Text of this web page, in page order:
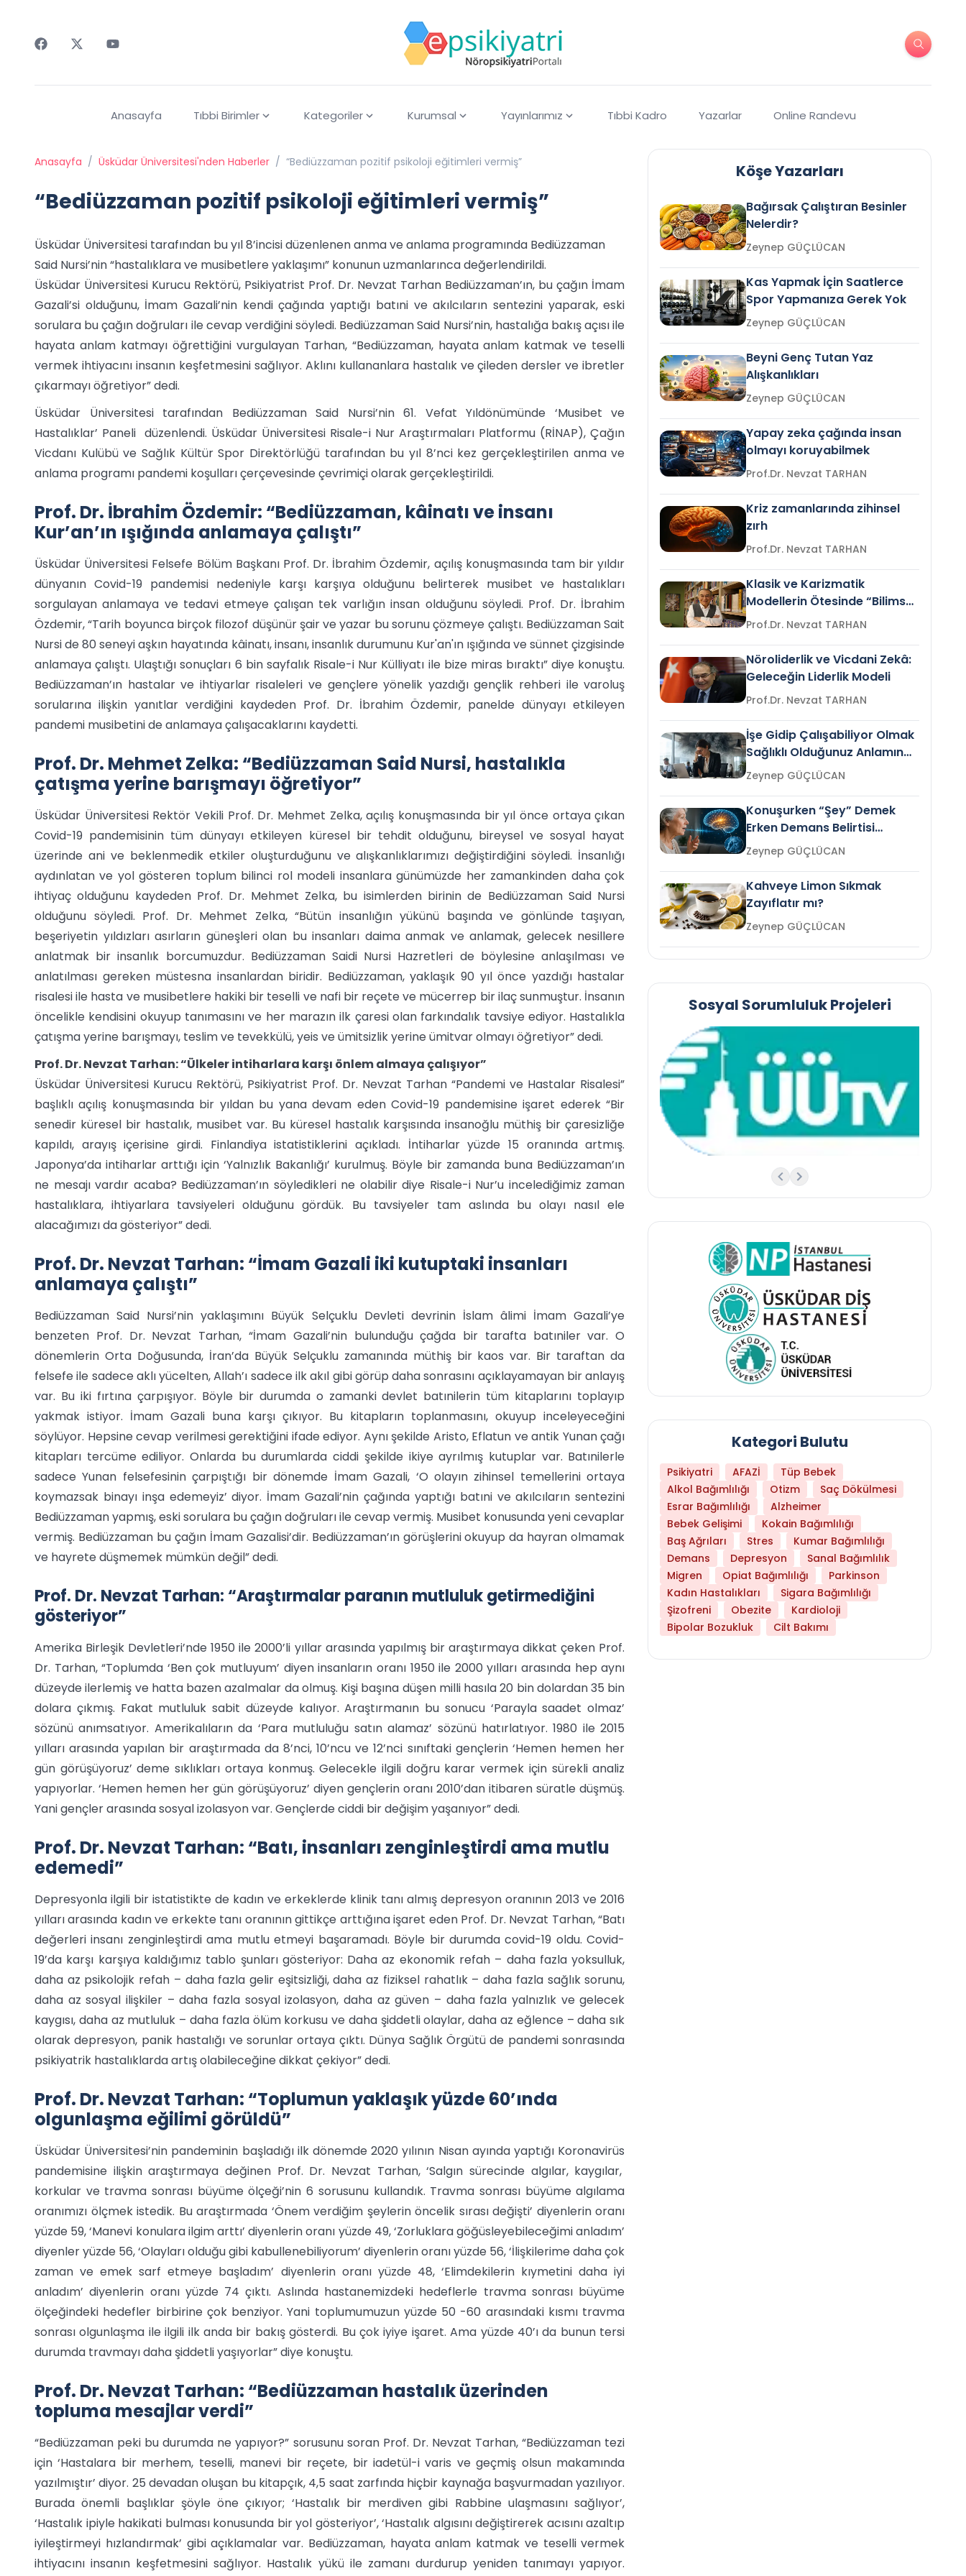
Anasayfa Tıbbi Birimler Kategoriler Kurumsal Yayınlarımız Tıbbi Kadro Yazarlar Online Randevu
Anasayfa / Üsküdar Üniversitesi'nden Haberler / “Bediüzzaman pozitif psikoloji eğitimleri vermiş”
“Bediüzzaman pozitif psikoloji eğitimleri vermiş”
Üsküdar Üniversitesi tarafından bu yıl 8’incisi düzenlenen anma ve anlama programında Bediüzzaman
Said Nursi’nin “hastalıklara ve musibetlere yaklaşımı” konunun uzmanlarınca değerlendirildi.
Üsküdar Üniversitesi Kurucu Rektörü, Psikiyatrist Prof. Dr. Nevzat Tarhan Bediüzzaman’ın, bu çağın İmam
Gazali’si olduğunu, İmam Gazali’nin kendi çağında yaptığı batıni ve akılcıların sentezini yaparak, eski
sorulara bu çağın doğruları ile cevap verdiğini söyledi. Bediüzzaman Said Nursi’nin, hastalığa bakış açısı ile
hayata anlam katmayı öğrettiğini vurgulayan Tarhan, “Bediüzzaman, hayata anlam katmak ve teselli
vermek ihtiyacını insanın keşfetmesini sağlıyor. Aklını kullananlara hastalık ve çileden dersler ve ibretler
çıkarmayı öğretiyor” dedi.
Üsküdar Üniversitesi tarafından Bediüzzaman Said Nursi’nin 61. Vefat Yıldönümünde ‘Musibet ve
Hastalıklar’ Paneli düzenlendi. Üsküdar Üniversitesi Risale-i Nur Araştırmaları Platformu (RİNAP), Çağın
Vicdanı Kulübü ve Sağlık Kültür Spor Direktörlüğü tarafından bu yıl 8’nci kez gerçekleştirilen anma ve
anlama programı pandemi koşulları çerçevesinde çevrimiçi olarak gerçekleştirildi.
Prof. Dr. İbrahim Özdemir: “Bediüzzaman, kâinatı ve insanı
Kur’an’ın ışığında anlamaya çalıştı”
Üsküdar Üniversitesi Felsefe Bölüm Başkanı Prof. Dr. İbrahim Özdemir, açılış konuşmasında tam bir yıldır
dünyanın Covid-19 pandemisi nedeniyle karşı karşıya olduğunu belirterek musibet ve hastalıkları
sorgulayan anlamaya ve tedavi etmeye çalışan tek varlığın insan olduğunu söyledi. Prof. Dr. İbrahim
Özdemir, “Tarih boyunca birçok filozof düşünür şair ve yazar bu sorunu çözmeye çalıştı. Bediüzzaman Sait
Nursi de 80 seneyi aşkın hayatında kâinatı, insanı, insanlık durumunu Kur'an'ın ışığında ve sünnet çizgisinde
anlamaya çalıştı. Ulaştığı sonuçları 6 bin sayfalık Risale-i Nur Külliyatı ile bize miras bıraktı” diye konuştu.
Bediüzzaman’ın hastalar ve ihtiyarlar risaleleri ve gençlere yönelik yazdığı gençlik rehberi ile varoluş
sorularına ilişkin yanıtlar verdiğini kaydeden Prof. Dr. İbrahim Özdemir, panelde dünyayı etkileyen
pandemi musibetini de anlamaya çalışacaklarını kaydetti.
Prof. Dr. Mehmet Zelka: “Bediüzzaman Said Nursi, hastalıkla
çatışma yerine barışmayı öğretiyor”
Üsküdar Üniversitesi Rektör Vekili Prof. Dr. Mehmet Zelka, açılış konuşmasında bir yıl önce ortaya çıkan
Covid-19 pandemisinin tüm dünyayı etkileyen küresel bir tehdit olduğunu, bireysel ve sosyal hayat
üzerinde ani ve beklenmedik etkiler oluşturduğunu ve alışkanlıklarımızı değiştirdiğini söyledi. İnsanlığı
aydınlatan ve yol gösteren toplum bilinci rol modeli insanlara günümüzde her zamankinden daha çok
ihtiyaç olduğunu kaydeden Prof. Dr. Mehmet Zelka, bu isimlerden birinin de Bediüzzaman Said Nursi
olduğunu söyledi. Prof. Dr. Mehmet Zelka, “Bütün insanlığın yükünü başında ve gönlünde taşıyan,
beşeriyetin yıldızları asırların güneşleri olan bu insanları daima anmak ve anlamak, gelecek nesillere
anlatmak bir insanlık borcumuzdur. Bediüzzaman Saidi Nursi Hazretleri de böylesine anlaşılması ve
anlatılması gereken müstesna insanlardan biridir. Bediüzzaman, yaklaşık 90 yıl önce yazdığı hastalar
risalesi ile hasta ve musibetlere hakiki bir teselli ve nafi bir reçete ve mücerrep bir ilaç sunmuştur. İnsanın
öncelikle kendisini okuyup tanımasını ve her marazın ilk çaresi olan farkındalık tavsiye ediyor. Hastalıkla
çatışma yerine barışmayı, teslim ve tevekkülü, yeis ve ümitsizlik yerine ümitvar olmayı öğretiyor” dedi.
Prof. Dr. Nevzat Tarhan: “Ülkeler intiharlara karşı önlem almaya çalışıyor”
Üsküdar Üniversitesi Kurucu Rektörü, Psikiyatrist Prof. Dr. Nevzat Tarhan “Pandemi ve Hastalar Risalesi”
başlıklı açılış konuşmasında bir yıldan bu yana devam eden Covid-19 pandemisine işaret ederek “Bir
senedir küresel bir hastalık, musibet var. Bu küresel hastalık karşısında insanoğlu müthiş bir çaresizliğe
kapıldı, arayış içerisine girdi. Finlandiya istatistiklerini açıkladı. İntiharlar yüzde 15 oranında artmış.
Japonya’da intiharlar arttığı için ‘Yalnızlık Bakanlığı’ kurulmuş. Böyle bir zamanda buna Bediüzzaman’ın
ne mesajı vardır acaba? Bediüzzaman’ın söyledikleri ne olabilir diye Risale-i Nur’u incelediğimiz zaman
hastalıklara, ihtiyarlara tavsiyeleri olduğunu gördük. Bu tavsiyeler tam aslında bu olayı nasıl ele
alacağımızı da gösteriyor” dedi.
Prof. Dr. Nevzat Tarhan: “İmam Gazali iki kutuptaki insanları
anlamaya çalıştı”
Bediüzzaman Said Nursi’nin yaklaşımını Büyük Selçuklu Devleti devrinin İslam âlimi İmam Gazali’ye
benzeten Prof. Dr. Nevzat Tarhan, “İmam Gazali’nin bulunduğu çağda bir tarafta batıniler var. O
dönemlerin Orta Doğusunda, İran’da Büyük Selçuklu zamanında müthiş bir kaos var. Bir taraftan da
felsefe ile sadece aklı yücelten, Allah’ı sadece ilk akıl gibi görüp daha sonrasını açıklayamayan bir anlayış
var. Bu iki fırtına çarpışıyor. Böyle bir durumda o zamanki devlet batınilerin tüm kitaplarını toplayıp
yakmak istiyor. İmam Gazali buna karşı çıkıyor. Bu kitapların toplanmasını, okuyup inceleyeceğini
söylüyor. Hepsine cevap verilmesi gerektiğini ifade ediyor. Aynı şekilde Aristo, Eflatun ve antik Yunan çağı
kitapları tercüme ediliyor. Onlarda bu durumlarda ciddi şekilde ikiye ayrılmış kutuplar var. Batınilerle
sadece Yunan felsefesinin çarpıştığı bir dönemde İmam Gazali, ‘O olayın zihinsel temellerini ortaya
koymazsak binayı inşa edemeyiz’ diyor. İmam Gazali’nin çağında yaptığı batıni ve akılcıların sentezini
Bediüzzaman yapmış, eski sorulara bu çağın doğruları ile cevap vermiş. Musibet konusunda yeni cevaplar
vermiş. Bediüzzaman bu çağın İmam Gazalisi’dir. Bediüzzaman’ın görüşlerini okuyup da hayran olmamak
ve hayrete düşmemek mümkün değil” dedi.
Prof. Dr. Nevzat Tarhan: “Araştırmalar paranın mutluluk getirmediğini
gösteriyor”
Amerika Birleşik Devletleri’nde 1950 ile 2000’li yıllar arasında yapılmış bir araştırmaya dikkat çeken Prof.
Dr. Tarhan, “Toplumda ‘Ben çok mutluyum’ diyen insanların oranı 1950 ile 2000 yılları arasında hep aynı
düzeyde ilerlemiş ve hatta bazen azalmalar da olmuş. Kişi başına düşen milli hasıla 20 bin dolardan 35 bin
dolara çıkmış. Fakat mutluluk sabit düzeyde kalıyor. Araştırmanın bu sonucu ‘Parayla saadet olmaz’
sözünü anımsatıyor. Amerikalıların da ‘Para mutluluğu satın alamaz’ sözünü hatırlatıyor. 1980 ile 2015
yılları arasında yapılan bir araştırmada da 8’nci, 10’ncu ve 12’nci sınıftaki gençlerin ‘Hemen hemen her
gün görüşüyoruz’ deme sıklıkları ortaya konmuş. Gelecekle ilgili doğru karar vermek için sürekli analiz
yapıyorlar. ‘Hemen hemen her gün görüşüyoruz’ diyen gençlerin oranı 2010’dan itibaren süratle düşmüş.
Yani gençler arasında sosyal izolasyon var. Gençlerde ciddi bir değişim yaşanıyor” dedi.
Prof. Dr. Nevzat Tarhan: “Batı, insanları zenginleştirdi ama mutlu
edemedi”
Depresyonla ilgili bir istatistikte de kadın ve erkeklerde klinik tanı almış depresyon oranının 2013 ve 2016
yılları arasında kadın ve erkekte tanı oranının gittikçe arttığına işaret eden Prof. Dr. Nevzat Tarhan, “Batı
değerleri insanı zenginleştirdi ama mutlu etmeyi başaramadı. Böyle bir durumda covid-19 oldu. Covid-
19’da karşı karşıya kaldığımız tablo şunları gösteriyor: Daha az ekonomik refah – daha fazla yoksulluk,
daha az psikolojik refah – daha fazla gelir eşitsizliği, daha az fiziksel rahatlık – daha fazla sağlık sorunu,
daha az sosyal ilişkiler – daha fazla sosyal izolasyon, daha az güven – daha fazla yalnızlık ve gelecek
kaygısı, daha az mutluluk – daha fazla ölüm korkusu ve daha şiddetli olaylar, daha az eğlence – daha sık
olarak depresyon, panik hastalığı ve sorunlar ortaya çıktı. Dünya Sağlık Örgütü de pandemi sonrasında
psikiyatrik hastalıklarda artış olabileceğine dikkat çekiyor” dedi.
Prof. Dr. Nevzat Tarhan: “Toplumun yaklaşık yüzde 60’ında
olgunlaşma eğilimi görüldü”
Üsküdar Üniversitesi’nin pandeminin başladığı ilk dönemde 2020 yılının Nisan ayında yaptığı Koronavirüs
pandemisine ilişkin araştırmaya değinen Prof. Dr. Nevzat Tarhan, ‘Salgın sürecinde algılar, kaygılar,
korkular ve travma sonrası büyüme ölçeği’nin 6 sorusunu kullandık. Travma sonrası büyüme algılama
oranımızı ölçmek istedik. Bu araştırmada ‘Önem verdiğim şeylerin öncelik sırası değişti’ diyenlerin oranı
yüzde 59, ‘Manevi konulara ilgim arttı’ diyenlerin oranı yüzde 49, ‘Zorluklara göğüsleyebileceğimi anladım’
diyenler yüzde 56, ‘Olayları olduğu gibi kabullenebiliyorum’ diyenlerin oranı yüzde 56, ‘İlişkilerime daha çok
zaman ve emek sarf etmeye başladım’ diyenlerin oranı yüzde 48, ‘Elimdekilerin kıymetini daha iyi
anladım’ diyenlerin oranı yüzde 74 çıktı. Aslında hastanemizdeki hedeflerle travma sonrası büyüme
ölçeğindeki hedefler birbirine çok benziyor. Yani toplumumuzun yüzde 50 -60 arasındaki kısmı travma
sonrası olgunlaşma ile ilgili ilk anda bir bakış gösterdi. Bu çok iyiye işaret. Ama yüzde 40’ı da bunun tersi
durumda travmayı daha şiddetli yaşıyorlar” diye konuştu.
Prof. Dr. Nevzat Tarhan: “Bediüzzaman hastalık üzerinden
topluma mesajlar verdi”
“Bediüzzaman peki bu durumda ne yapıyor?” sorusunu soran Prof. Dr. Nevzat Tarhan, “Bediüzzaman tezi
için ‘Hastalara bir merhem, teselli, manevi bir reçete, bir iadetül-i varis ve geçmiş olsun makamında
yazılmıştır’ diyor. 25 devadan oluşan bu kitapçık, 4,5 saat zarfında hiçbir kaynağa başvurmadan yazılıyor.
Burada önemli başlıklar şöyle öne çıkıyor; ‘Hastalık bir merdiven gibi Rabbine ulaşmasını sağlıyor’,
‘Hastalık ipiyle hakikati bulması konusunda bir yol gösteriyor’, ‘Hastalık algısını değiştirerek acısını azaltıp
iyileştirmeyi hızlandırmak’ gibi açıklamalar var. Bediüzzaman, hayata anlam katmak ve teselli vermek
ihtiyacını insanın keşfetmesini sağlıyor. Hastalık yükü ile zamanı durdurup yeniden tanımayı yapıyor.
Köşe Yazarları
Bağırsak Çalıştıran Besinler
Nelerdir?
Zeynep GÜÇLÜCAN
Kas Yapmak İçin Saatlerce
Spor Yapmanıza Gerek Yok
Zeynep GÜÇLÜCAN
Beyni Genç Tutan Yaz
Alışkanlıkları
Zeynep GÜÇLÜCAN
Yapay zeka çağında insan
olmayı koruyabilmek
Prof.Dr. Nevzat TARHAN
Kriz zamanlarında zihinsel
zırh
Prof.Dr. Nevzat TARHAN
Klasik ve Karizmatik
Modellerin Ötesinde “Bilimsel
Liderlik”
Prof.Dr. Nevzat TARHAN
Nöroliderlik ve Vicdani Zekâ:
Geleceğin Liderlik Modeli
Prof.Dr. Nevzat TARHAN
İşe Gidip Çalışabiliyor Olmak
Sağlıklı Olduğunuz Anlamına
Gelir mi?Zeynep GÜÇLÜCAN
Konuşurken “Şey” Demek
Erken Demans Belirtisi
Olabilir mi?Zeynep GÜÇLÜCAN
Kahveye Limon Sıkmak
Zayıflatır mı?
Zeynep GÜÇLÜCAN
Sosyal Sorumluluk Projeleri
Kategori Bulutu
Psikiyatri AFAZİ
Tüp Bebek
Alkol Bağımlılığı
Otizm
Saç Dökülmesi
Esrar Bağımlılığı
Alzheimer
Bebek Gelişimi
Kokain Bağımlılığı
Baş Ağrıları
Stres
Kumar Bağımlılığı
Demans
Depresyon
Sanal Bağımlılık
Migren
Opiat Bağımlılığı
Parkinson
Kadın Hastalıkları
Sigara Bağımlılığı
Şizofreni
Obezite
Kardioloji
Bipolar Bozukluk
Cilt Bakımı